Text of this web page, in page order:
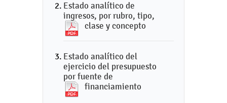
Estado analítico de
ingresos, por rubro, tipo,
clase y concepto
Estado analítico del
ejercicio del presupuesto
por fuente de
financiamiento